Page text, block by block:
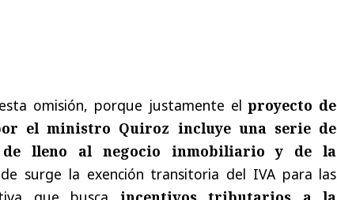
omisión, porque justamente elproyecto de
el ministro Quiroz incluye una serie de
de lleno al negocio inmobiliario y de la
surge la exención transitoria del IVA para las